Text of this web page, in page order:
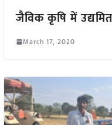
जैविक कृषि में
March 17, 2020